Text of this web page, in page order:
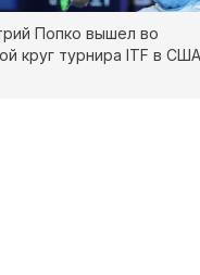
Попко вышел во
круг турнира ITF в США